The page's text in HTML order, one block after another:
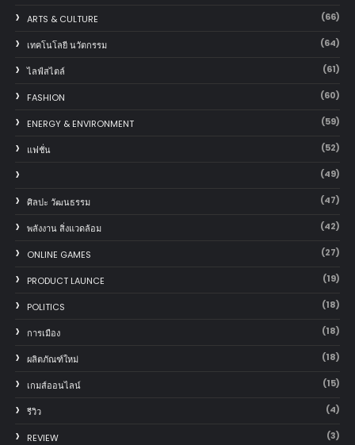
ARTS & CULTURE (66)
เทคโนโลยี นวัตกรรม (64)
ไลฟ์สไตล์ (61)
FASHION (60)
ENERGY & ENVIRONMENT (59)
แฟชั่น (52)
(49)
ศิลปะ วัฒนธรรม (47)
พลังงาน สิ่งแวดล้อม (42)
ONLINE GAMES (27)
PRODUCT LAUNCE (19)
POLITICS (18)
การเมือง (18)
ผลิตภัณฑ์ใหม่ (18)
เกมส์ออนไลน์ (15)
รีวิว (4)
REVIEW (3)